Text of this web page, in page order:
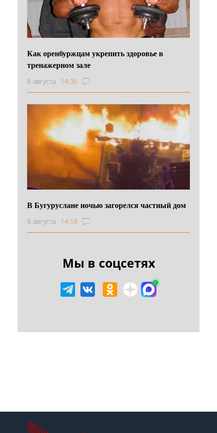
Как оренбуржцам укрепить здоровье в
тренажерном зале
8 августа 14:36
В Бугуруслане ночью загорелся частный дом
8 августа 14:18
Мы в соцсетях